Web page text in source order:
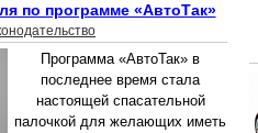
по программе «АвтоТак»
Программа «АвтоТак» в
последнее время стала
настоящей спасательной
палочкой для желающих иметь